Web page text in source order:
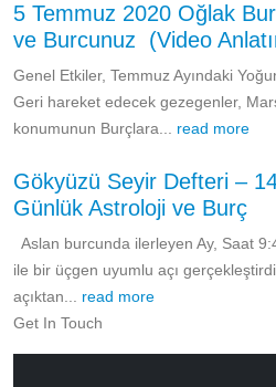
5 Temmuz 2020 Oğlak
ve Burcunuz (Video
Genel Etkiler, Temmuz Ayındaki
Geri hareket edecek gezegenler,
konumunun Burçlara... read more
Gökyüzü Seyir Defteri –
Günlük Astroloji ve Burç
Aslan burcunda ilerleyen Ay, Saat
ile bir üçgen uyumlu açı
açıktan... read more
Get In Touch